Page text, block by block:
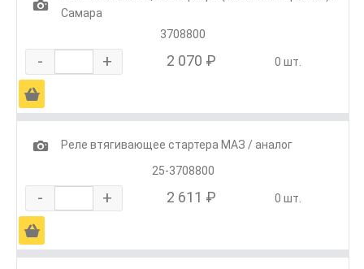
1
Самара
3708800
- + 2 070 ₽ 0 шт.
Ä
1
Реле втягивающее стартера МАЗ / аналог
25-3708800
- + 2 611 ₽ 0 шт.
Ä